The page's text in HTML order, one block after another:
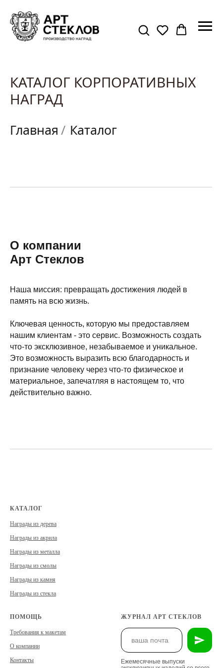
КАТАЛОГ КОРПОРАТИВНЫХ
НАГРАД
Главная / Каталог
О компании
Арт Стеклов
Наша миссия: превращать достижения людей в
память на всю жизнь.
Ключевая ценность, которую мы предоставляем
нашим клиентам - это сервис. Возможность создать
что-то эксклюзивное, незабываемое и уникальное.
Это возможность выразить всю благодарность и
признание человеку через что-то физическое и
материальное, запечатляя в настоящем то, что
действительно важно.
КАТАЛОГ
Награды из дерева
Награды из акрила
Награды из металла
Награды из смолы
Награды из камня
Награды из стекла
ПОМОЩЬ
Требования к макетам
О компании
Контакты
ЖУРНАЛ АРТ СТЕКЛОВ
Ежемесячные выпуски